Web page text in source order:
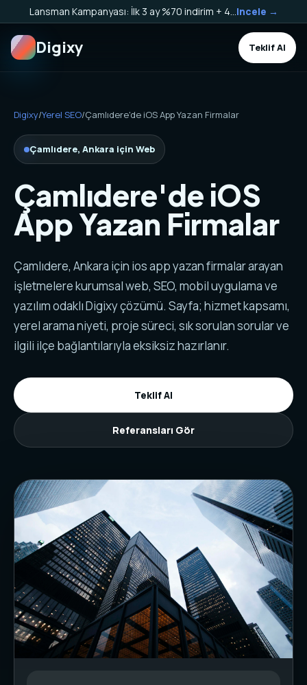
Incele →
Digixy Teklif Al
Digixy/Yerel SEO/Çamlıdere'de iOS App Yazan Firmalar
Çamlıdere, Ankara için Web
Çamlıdere'de iOS
App Yazan Firmalar
Çamlıdere, Ankara için ios app yazan firmalar arayan
işletmelere kurumsal web, SEO, mobil uygulama ve
yazılım odaklı Digixy çözümü. Sayfa; hizmet kapsamı,
yerel arama niyeti, proje süreci, sık sorulan sorular ve
ilgili ilçe bağlantılarıyla eksiksiz hazırlanır.
Teklif Al
Referansları Gör